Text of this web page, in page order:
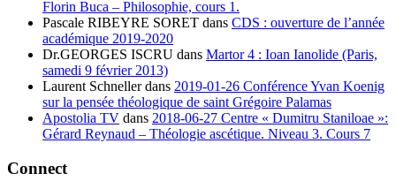
Florin Buca – Philosophie, cours 1.
Pascale RIBEYRE SORET dans CDS : ouverture de l’année
académique 2019-2020
Dr.GEORGES ISCRU dans Martor 4 : Ioan Ianolide (Paris,
samedi 9 février 2013)
Laurent Schnellerdans 2019-01-26 Conférence Yvan Koenig
sur la pensée théologique de saint Grégoire Palamas
Apostolia TV dans 2018-06-27 Centre « Dumitru Staniloae »:
Gérard Reynaud – Théologie ascétique. Niveau 3. Cours 7
Connect